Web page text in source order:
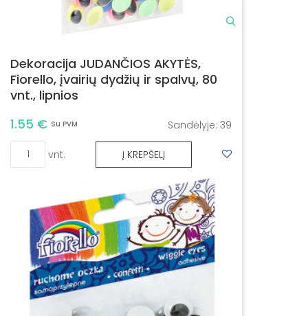
Dekoracija JUDANČIOS AKYTĖS,
Fiorello, įvairių dydžių ir spalvų, 80
vnt., lipnios
1.55 € Su PVM Sandėlyje: 39
vnt. Į KREPŠELĮ